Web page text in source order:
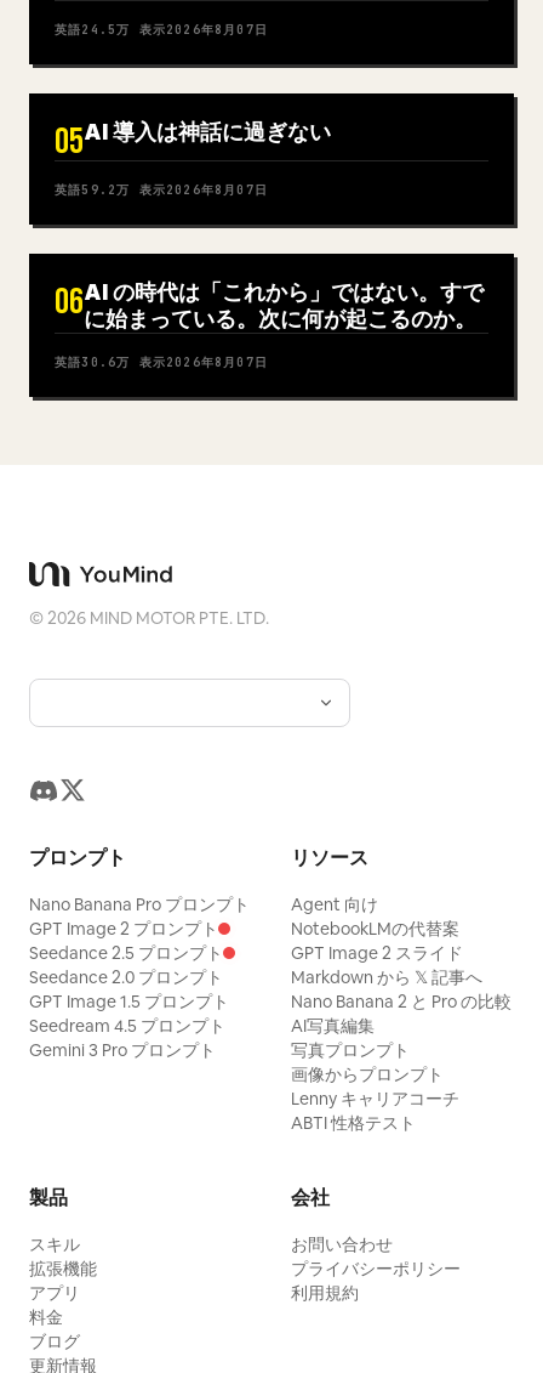
英語24.5万 表示2026年8月07日
05AI 導入は神話に過ぎない
英語59.2万 表示2026年8月07日
06AI の時代は「これから」ではない。すで
に始まっている。次に何が起こるのか。
英語30.6万 表示2026年8月07日
©2026 MIND MOTOR PTE. LTD.
プロンプト
Nano Banana Pro プロンプト
GPT Image 2 プロンプト
Seedance 2.5 プロンプト
Seedance 2.0 プロンプト
GPT Image 1.5 プロンプト
Seedream 4.5 プロンプト
Gemini 3 Pro プロンプト
リソース
Agent 向け
NotebookLMの代替案
GPT Image 2 スライド
Markdown から 𝕏 記事へ
Nano Banana 2 と Pro の比較
AI写真編集
写真プロンプト
画像からプロンプト
Lenny キャリアコーチ
ABTI 性格テスト
製品
スキル
拡張機能
アプリ
料金
ブログ
更新情報
会社
お問い合わせ
プライバシーポリシー
利用規約